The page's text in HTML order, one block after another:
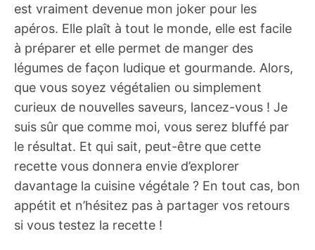
est vraiment devenue mon joker pour les
apéros. Elle plaît à tout le monde, elle est facile
à préparer et elle permet de manger des
légumes de façon ludique et gourmande. Alors,
que vous soyez végétalien ou simplement
curieux de nouvelles saveurs, lancez-vous ! Je
suis sûr que comme moi, vous serez bluffé par
le résultat. Et qui sait, peut-être que cette
recette vous donnera envie d’explorer
davantage la cuisine végétale ? En tout cas, bon
appétit et n’hésitez pas à partager vos retours
si vous testez la recette !